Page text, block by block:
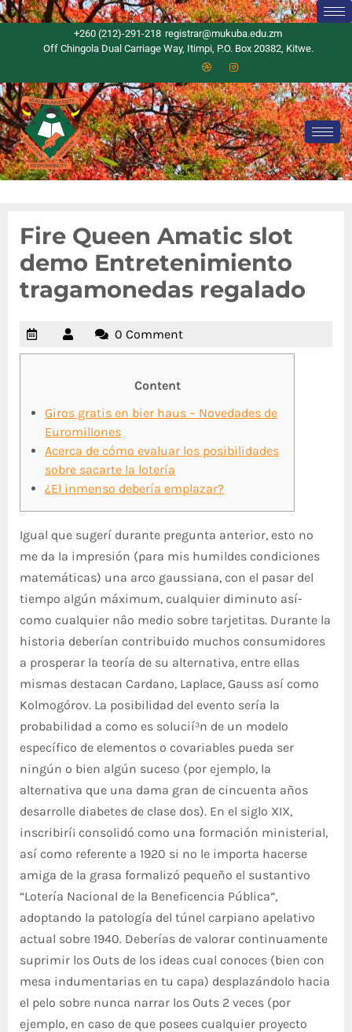
+260 (212)-291-218 registrar@mukuba.edu.zm
Off Chingola Dual Carriage Way, Itimpi, P.O. Box 20382, Kitwe.
Fire Queen Amatic slot
demo Entretenimiento
tragamonedas regalado
0 Comment
Content
Giros gratis en bier haus – Novedades de
Euromillones
Acerca de cómo evaluar los posibilidades
sobre sacarte la lotería
¿El inmenso debería emplazar?
Igual que sugerí durante pregunta anterior, esto no
me da la impresión (para mis humildes condiciones
matemáticas) una arco gaussiana, con el pasar del
tiempo algún máximum, cualquier diminuto así­
como cualquier nâº medio sobre tarjetitas. Durante la
historia deberían contribuido muchos consumidores
a prosperar la teoría de su alternativa, entre ellas
mismas destacan Cardano, Laplace, Gauss así­ como
Kolmogórov. La posibilidad del evento serí­a la
probabilidad a como es solucií³n de un modelo
específico de elementos o covariables pueda ser
ningún o bien algún suceso (por ejemplo, la
alternativa que una dama gran de cincuenta años
desarrolle diabetes de clase dos). En el siglo XIX,
inscribirí¡ consolidó como una formación ministerial,
así­ como referente a 1920 si no le importa hacerse
amiga de la grasa formalizó pequeño el sustantivo
“Lotería Nacional de la Beneficencia Pública”,
adoptando la patologí­a del túnel carpiano apelativo
actual sobre 1940. Deberías de valorar continuamente
suprimir los Outs de los ideas cual conoces (bien con
mesa indumentarias en tu capa) desplazándolo hacia
el pelo sobre nunca narrar los Outs 2 veces (por
ejemplo, en caso de que posees cualquier proyecto